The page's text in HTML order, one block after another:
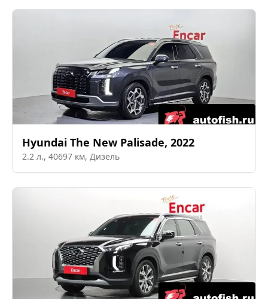
Hyundai The New Palisade, 2022
2.2 л., 40697 км, Дизель